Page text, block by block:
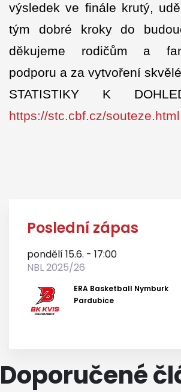
výsledek ve finále krutý,
tým dobré kroky do
děkujeme rodičům a
podporu a za vytvoření
STATISTIKY K
https://stc.cbf.cz/souteze.html
Poslední zápas
pondělí 15.6. - 17:00
NBL 2025/26
ERA Basketball Nymburk
Pardubice
Doporučené